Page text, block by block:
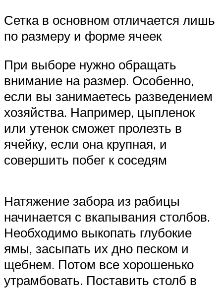
Сетка в основном отличается лишь
по размеру и форме ячеек
При выборе нужно обращать
внимание на размер. Особенно,
если вы занимаетесь разведением
хозяйства. Например, цыпленок
или утенок сможет пролезть в
ячейку, если она крупная, и
совершить побег к соседям
Натяжение забора из рабицы
начинается с вкапывания столбов.
Необходимо выкопать глубокие
ямы, засыпать их дно песком и
щебнем. Потом все хорошенько
утрамбовать. Поставить столб в